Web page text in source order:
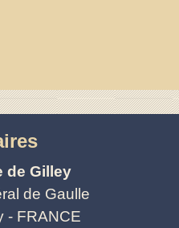
de Gilley
de Gaulle
- FRANCE